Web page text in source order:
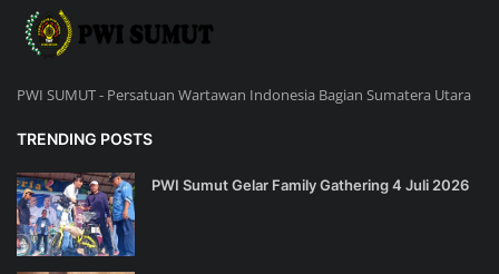
PWI SUMUT - Persatuan Wartawan Indonesia Bagian Sumatera Utara
TRENDING POSTS
PWI Sumut Gelar Family Gathering 4 Juli 2026